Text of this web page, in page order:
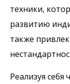
техники,
развитию
также
Реализуя